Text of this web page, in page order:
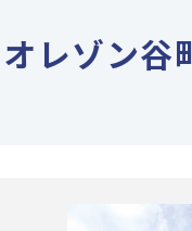
レゾン谷